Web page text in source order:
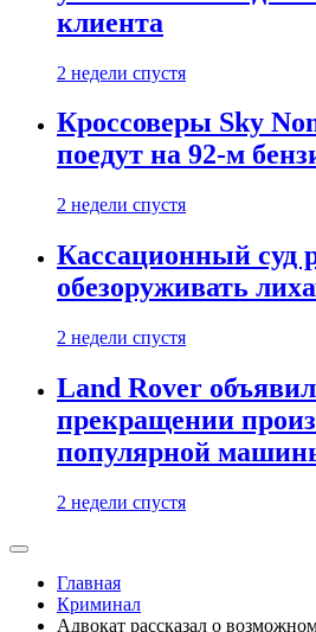
клиента
2 недели спустя
Кроссоверы Sky
поедут на 92-м
2 недели спустя
Кассационный суд
обезоруживать
2 недели спустя
Land Rover
прекращении
популярной
2 недели спустя
Главная
Криминал
Адвокат рассказал о